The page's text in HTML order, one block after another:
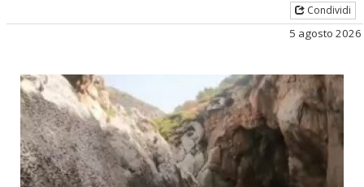
Condividi
5 agosto 2026